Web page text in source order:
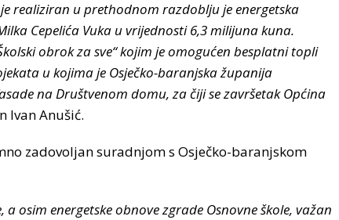
realiziran u prethodnom razdoblju je energetska
Cepelića Vuka u vrijednosti 6,3 milijuna kuna.
obrok za sve“ kojim je omogućen besplatni topli
u kojima je Osječko-baranjska županija
na Društvenom domu, za čiji se završetak Općina
Ivan Anušić.
zadovoljan suradnjom s Osječko-baranjskom
osim energetske obnove zgrade Osnovne škole, važan